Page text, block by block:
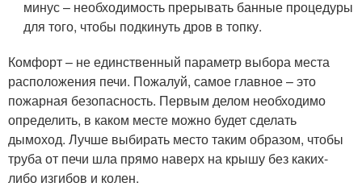
минус – необходимость прерывать банные процедуры
для того, чтобы подкинуть дров в топку.
Комфорт – не единственный параметр выбора места
расположения печи. Пожалуй, самое главное – это
пожарная безопасность. Первым делом необходимо
определить, в каком месте можно будет сделать
дымоход. Лучше выбирать место таким образом, чтобы
труба от печи шла прямо наверх на крышу без каких-
либо изгибов и колен.